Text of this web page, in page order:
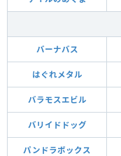
バーナバス
はぐれメタル
バラモスエビル
バリイドドッグ
パンドラボックス